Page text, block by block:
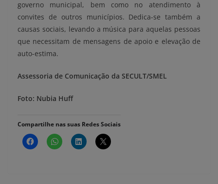
governo municipal, bem como no atendimento à
convites de outros municípios. Dedica-se também a
causas sociais, levando a música para aquelas pessoas
que necessitam de mensagens de apoio e elevação de
auto-estima.
Assessoria de Comunicação da SECULT/SMEL
Foto: Nubia Huff
Compartilhe nas suas Redes Sociais